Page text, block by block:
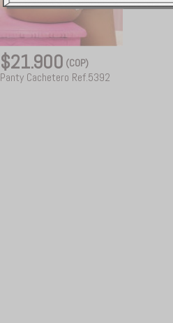
$21.900(COP)
Panty Cachetero Ref.5392